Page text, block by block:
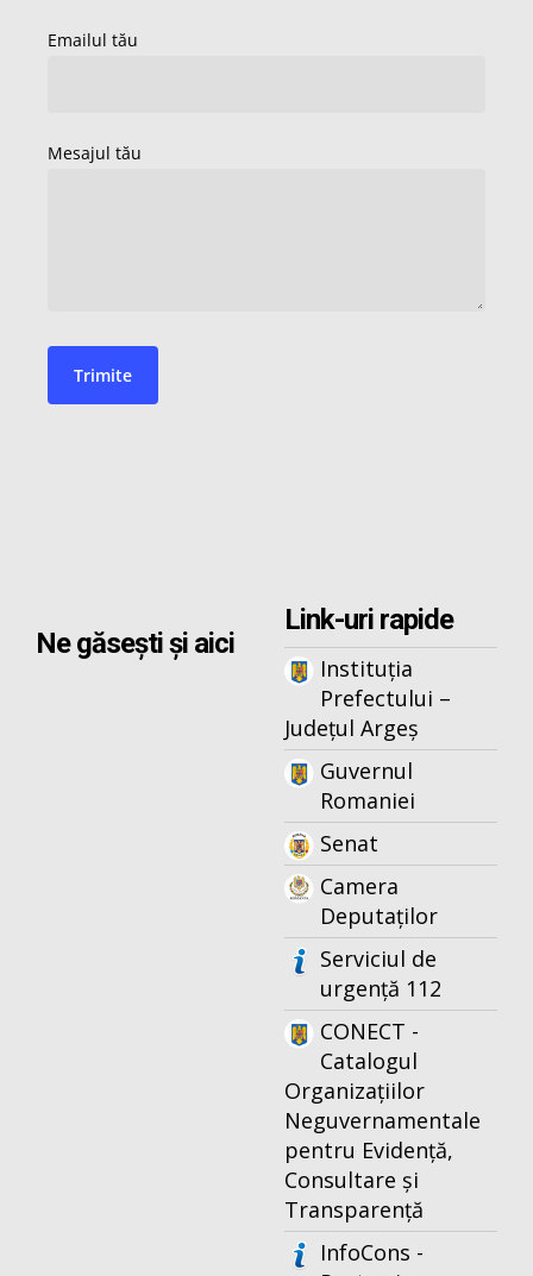
Ne găsești și aici
Link-uri rapide
Instituția
Prefectului –
Județul Argeș
Guvernul
Romaniei
Senat
Camera
Deputaților
Serviciul de
urgență 112
CONECT -
Catalogul
Organizațiilor
Neguvernamentale
pentru Evidență,
Consultare și
Transparență
InfoCons -